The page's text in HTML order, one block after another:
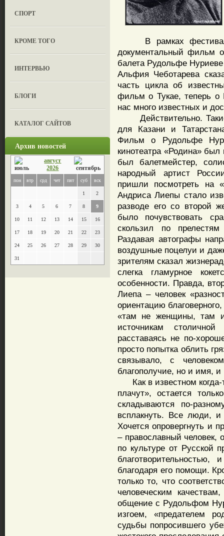
СПОРТ
КРОМЕ ТОГО
ИНТЕРВЬЮ
БЛОГИ
КАТАЛОГ САЙТОВ
Архив новостей
август
2026
пон втр срд чет пят суб вск
1 2
3 4 5 6 7 8 9
10 11 12 13 14 15 16
17 18 19 20 21 22 23
24 25 26 27 28 29 30
31
В рамках фестиваля
документальный фильм о
балета Рудольфе
Альфия Чеботарева
часть цикла об
фильм о Тукае, теперь о
нас много известных и
Действительно.
для Казани и
Фильм о Рудольфе
кинотеатра «Родина»
был балетмейстер,
народный артист
пришли посмотреть на
Андриса Лиепы стало
разводе его со второй
было почувствовать
скользил по прелестям
Раздавая автографы
воздушные поцелуи и
зрителям сказал
слегка гламурное
особенности. Правда,
Лиепа – человек
ориентацию
«там не женщины, там
источникам
расставаясь не по-
просто попытка облить
связывало, с
благополучие, но и имя, и
Как в известном когда-
плачут», остается
складываются по-
всплакнуть. Все люди, и
Хочется опровергнуть и
– православный человек,
по культуре от Русской
благодаря его помощи.
только то, что
человеческим
общение с Рудольфом
изгоем, «предателем
судьбы попросившего